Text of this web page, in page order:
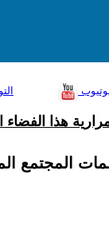
هذا الفضاء
المجتمع